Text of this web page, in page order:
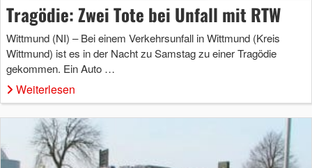
Tragödie: Zwei Tote bei Unfall mit RTW
Wittmund (NI) – Bei einem Verkehrsunfall in Wittmund (Kreis
Wittmund) ist es in der Nacht zu Samstag zu einer Tragödie
gekommen. Ein Auto …
Weiterlesen